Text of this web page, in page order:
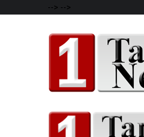
--> -->